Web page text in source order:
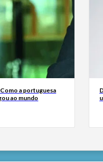
a portuguesa
ao mundo